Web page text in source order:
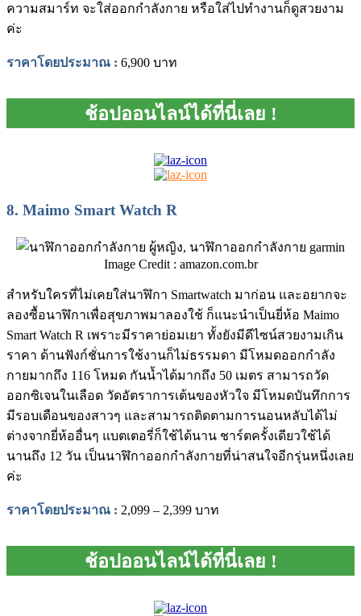
ความสมาร์ท จะใส่ออกกำลังกาย หรือใส่ไปทำงานก็ดูสวยงาม
ค่ะ
ราคาโดยประมาณ : 6,900 บาท
ช้อปออนไลน์ได้ที่นี่เลย !
8. Maimo Smart Watch R
Image Credit : amazon.com.br
สำหรับใครที่ไม่เคยใส่นาฬิกา Smartwatch มาก่อน และอยากจะ
ลองซื้อนาฬิกาเพื่อสุขภาพมาลองใช้ ก็แนะนำเป็นยี่ห้อ Maimo
Smart Watch R เพราะมีราคาย่อมเยา ทั้งยังมีดีไซน์สวยงามเกิน
ราคา ด้านฟังก์ชั่นการใช้งานก็ไม่ธรรมดา มีโหมดออกกำลัง
กายมากถึง 116 โหมด กันน้ำได้มากถึง 50 เมตร สามารถวัด
ออกซิเจนในเลือด วัดอัตราการเต้นของหัวใจ มีโหมดบันทึกการ
มีรอบเดือนของสาวๆ และสามารถติดตามการนอนหลับได้ไม่
ต่างจากยี่ห้ออื่นๆ แบตเตอรี่ก็ใช้ได้นาน ชาร์ตครั้งเดียวใช้ได้
นานถึง 12 วัน เป็นนาฬิกาออกกำลังกายที่น่าสนใจอีกรุ่นหนึ่งเลย
ค่ะ
ราคาโดยประมาณ : 2,099 – 2,399 บาท
ช้อปออนไลน์ได้ที่นี่เลย !